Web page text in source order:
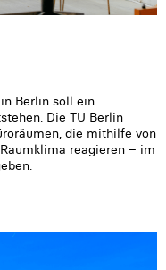
Berlin soll ein
Die TU Berlin
die mithilfe von
reagieren – im